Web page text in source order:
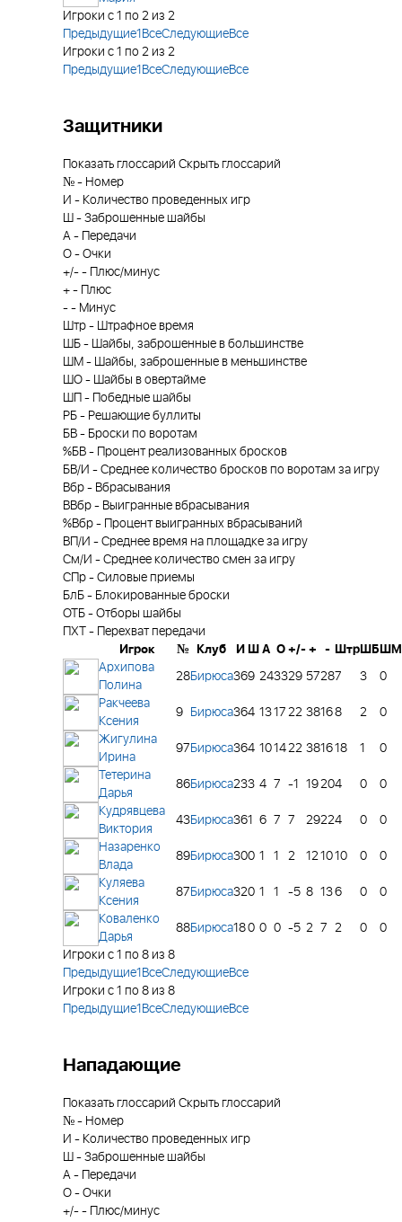
Игроки с 1 по 2 из 2
Предыдущие1 ВсеСледующиеВсе
Игроки с 1 по 2 из 2
Предыдущие1 ВсеСледующиеВсе
Защитники
Показать глоссарий Скрыть глоссарий
№ - Номер
И - Количество проведенных игр
Ш - Заброшенные шайбы
А -
Передачи
О - Очки
+/- -
Плюс/минус
+ -
Плюс
- - Минус
Штр - Штрафное время
ШБ - Шайбы, заброшенные в большинстве
ШМ - Шайбы, заброшенные в меньшинстве
ШО - Шайбы в овертайме
ШП
-
Победные шайбы
РБ - Решающие буллиты
БВ - Броски по воротам
%БВ -
Процент реализованных бросков
БВ/И - Среднее количество бросков по воротам за игру
Вбр - Вбрасывания
ВВбр - Выигранные вбрасывания
%Вбр -
Процент выигранных вбрасываний
ВП/И - Среднее время на площадке за игру
См/И - Среднее количество смен за игру
СПр - Силовые приемы
БлБ - Блокированные броски
ОТБ - Отборы шайбы
ПХТ -
Перехват передачи
Игрок
№ Клуб И Ш А О +/- + - Штр ШБ ШМ
Архипова
Полина
28Бирюса369 243329 57287 3 0
Ракчеева
Ксения
9 Бирюса364 1317 22 38168 2 0
Жигулина
Ирина
97 Бирюса364 101422 381618 1 0
Тетерина
Дарья
86Бирюса233 4 7 -1 19204 0 0
Кудрявцева
Виктория
43Бирюса361 6 7 7 29224 0 0
Назаренко
Влада
89Бирюса300 1 1 2 121010 0 0
Куляева
Ксения
87 Бирюса320 1 1 -5 8 136 0 0
Коваленко
Дарья
88Бирюса180 0 0 -5 2 7 2 0 0
Игроки с 1 по 8 из 8
Предыдущие1 ВсеСледующиеВсе
Игроки с 1 по 8 из 8
Предыдущие1 ВсеСледующиеВсе
Нападающие
Показать глоссарий Скрыть глоссарий
№ - Номер
И - Количество проведенных игр
Ш - Заброшенные шайбы
А -
Передачи
О - Очки
+/- -
Плюс/минус